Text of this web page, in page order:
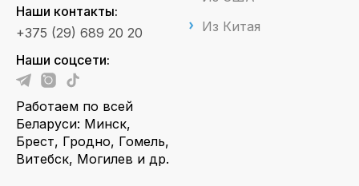
Наши контакты:
+375 (29) 689 20 20
Наши соцсети:
Работаем по всей
Беларуси: Минск,
Брест, Гродно, Гомель,
Витебск, Могилев и др.
Из Китая